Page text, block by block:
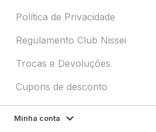
Política de Privacidade
Regulamento Club Nissei
Trocas e Devoluções
Cupons de desconto
Minha conta